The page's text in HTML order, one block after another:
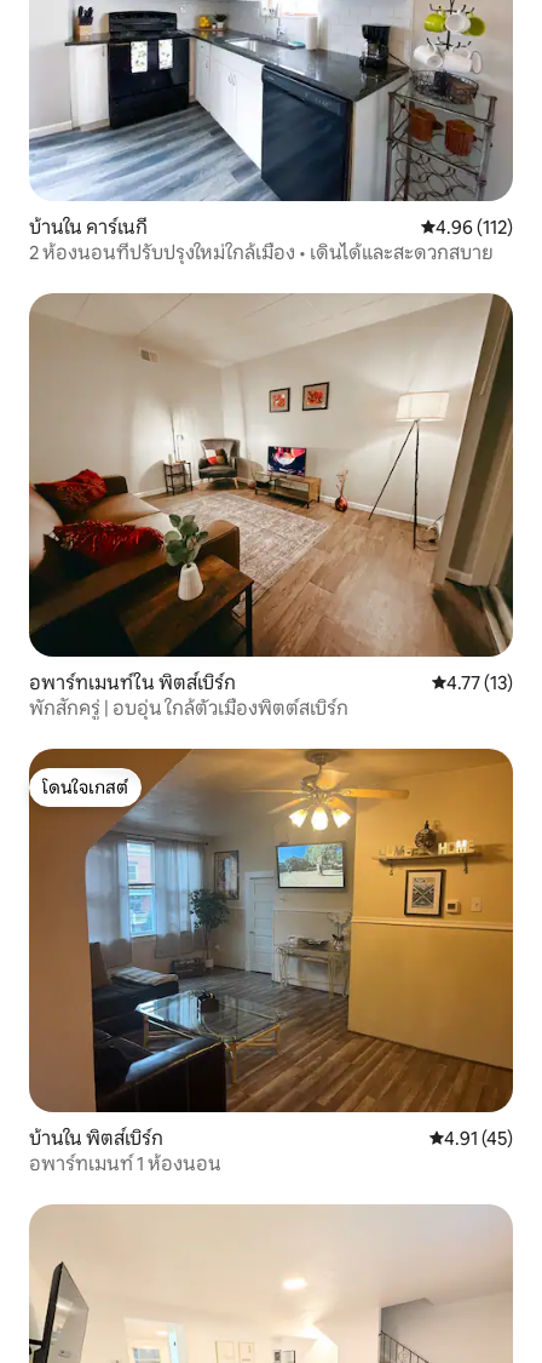
บ้านใน คาร์เนกี คะแนนเฉลี่ย
4.96 (112)
2 ห้องนอนที่ปรับปรุงใหม่ใกล้เมือง • เดินได้และสะดวกสบาย
อพาร์ทเมนท์ใน พิตส์เบิร์ก คะแนนเฉลี่ย
4.77 (13)
พักสักครู่ | อบอุ่น ใกล้ตัวเมืองพิตต์สเบิร์ก
โดนใจเกสต์
โดนใจเกสต์
บ้านใน พิตส์เบิร์ก คะแนนเฉลี่ย
4.91 (45)
อพาร์ทเมนท์ 1 ห้องนอน